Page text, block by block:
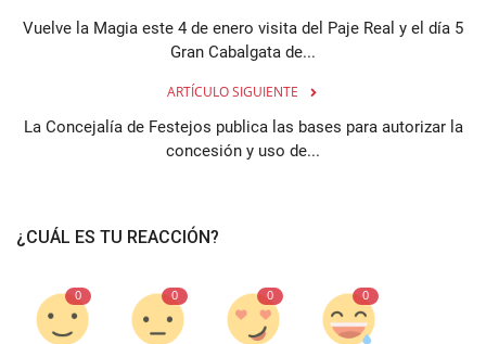
Vuelve la Magia este 4 de enero visita del Paje Real y el día 5
Gran Cabalgata de...
ARTÍCULO SIGUIENTE
La Concejalía de Festejos publica las bases para autorizar la
concesión y uso de...
¿CUÁL ES TU REACCIÓN?
0 0 0 0